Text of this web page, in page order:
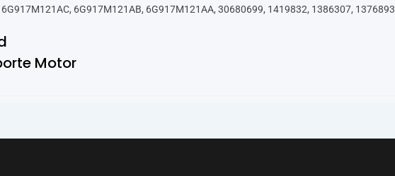
6G917M121AC, 6G917M121AB, 6G917M121AA, 30680699, 1419832, 1386307, 1376893
Motor